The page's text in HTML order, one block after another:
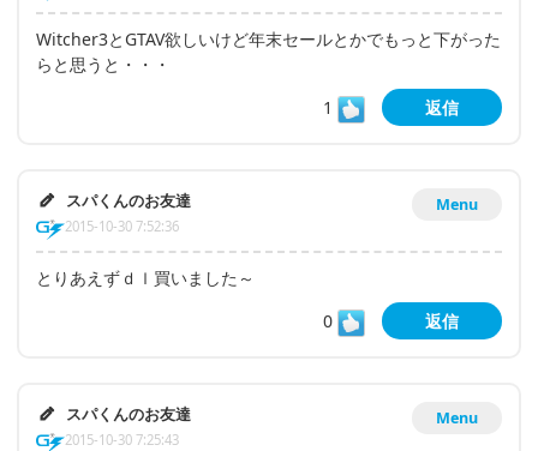
Witcher3とGTAV欲しいけど年末セールとかでもっと下がった
らと思うと・・・
1
返信
Menu
スパくんのお友達
2015-10-30 7:52:36
とりあえずｄｌ買いました～
0
返信
Menu
スパくんのお友達
2015-10-30 7:25:43